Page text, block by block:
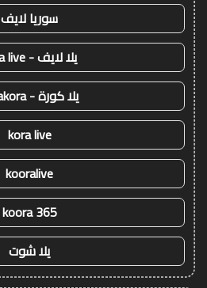
سوريا لايف
يلا لايف - yalla live
يلا كورة - yallakora
kora live
kooralive
koora 365
يلا شوت